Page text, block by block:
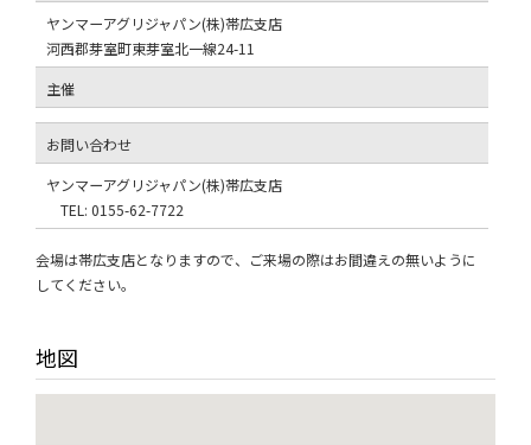
ヤンマーアグリジャパン(株)帯広支店
河西郡芽室町東芽室北一線24-11
主催
お問い合わせ
ヤンマーアグリジャパン(株)帯広支店
TEL: 0155-62-7722
会場は帯広支店となりますので、ご来場の際はお間違えの無いように
してください。
地図